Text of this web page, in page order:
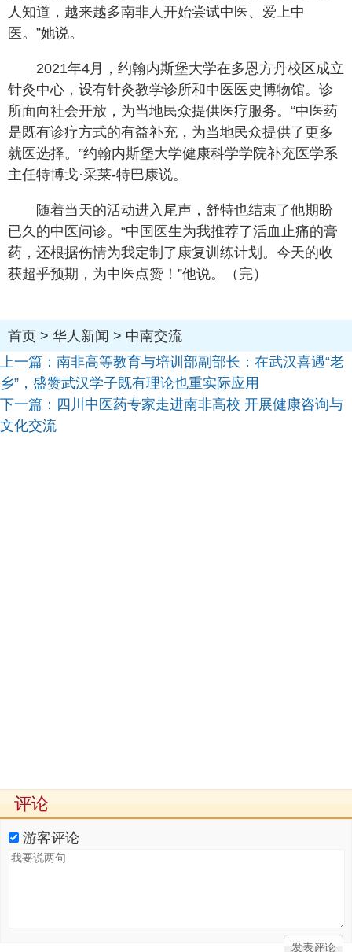
人知道，越来越多南非人开始尝试中医、爱上中
医。”她说。
2021年4月，约翰内斯堡大学在多恩方丹校区成立
针灸中心，设有针灸教学诊所和中医医史博物馆。诊
所面向社会开放，为当地民众提供医疗服务。“中医药
是既有诊疗方式的有益补充，为当地民众提供了更多
就医选择。”约翰内斯堡大学健康科学学院补充医学系
主任特博戈·采莱-特巴康说。
随着当天的活动进入尾声，舒特也结束了他期盼
已久的中医问诊。“中国医生为我推荐了活血止痛的膏
药，还根据伤情为我定制了康复训练计划。今天的收
获超乎预期，为中医点赞！”他说。（完）
首页 > 华人新闻 > 中南交流
上一篇： 南非高等教育与培训部副部长：在武汉喜遇“老
乡”，盛赞武汉学子既有理论也重实际应用
下一篇： 四川中医药专家走进南非高校 开展健康咨询与
文化交流
评论
游客评论